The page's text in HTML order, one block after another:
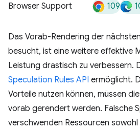
Browser Support 109
Das Vorab-Rendering der
besucht, ist eine weitere effektive
Leistung drastisch zu verbessern.
Speculation Rules API ermöglicht.
Vorteile nutzen können, müssen
vorab gerendert werden. Falsche
verschwenden Ressourcen sowohl